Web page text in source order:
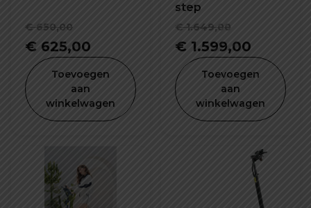
€650,00
Oorspronkelijke
prijs
€ 650,00.
€ 625,00
prijs
€ 625,00.
Toevoegen
aan
winkelwagen
step
€1.649,00
prijs
was:
€
€ 1.599,00
prijs
€
Toevoegen
aan
winkelwagen